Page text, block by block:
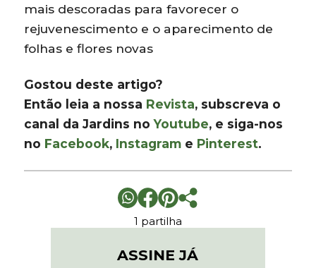
mais descoradas para favorecer o
rejuvenescimento e o aparecimento de
folhas e flores novas
Gostou deste artigo?
Então leia a nossa Revista, subscreva o
canal da Jardins noYoutube, e siga-nos
no Facebook, Instagram e Pinterest.
1 partilha
ASSINE JÁ